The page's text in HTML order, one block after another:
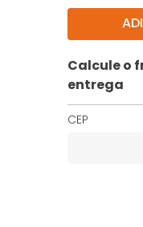
Calcule o
entrega
CEP